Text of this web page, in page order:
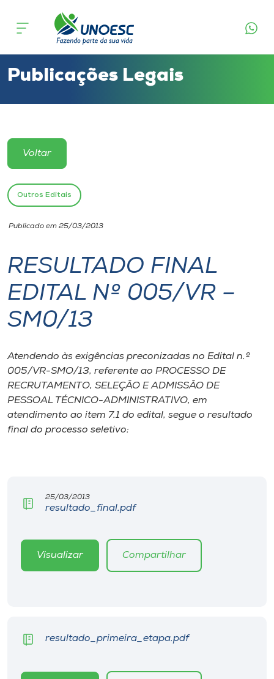
Cursos
Atendimento ao Estudante
Portal de Ensino
Unoesc
Internacionalização
I.nova
Cultura
CPA
Museu
o idioma
Publicações Legais
Voltar
Outros Editais
Publicado em 25/03/2013
RESULTADO FINAL
EDITAL Nº 005/VR –
SM0/13
Atendendo às exigências preconizadas no Edital n.º
005/VR-SMO/13, referente ao PROCESSO DE
RECRUTAMENTO, SELEÇÃO E ADMISSÃO DE
PESSOAL TÉCNICO-ADMINISTRATIVO, em
atendimento ao item 7.1 do edital, segue o resultado
final do processo seletivo:
25/03/2013
resultado_final.pdf
Visualizar Compartilhar
resultado_primeira_etapa.pdf